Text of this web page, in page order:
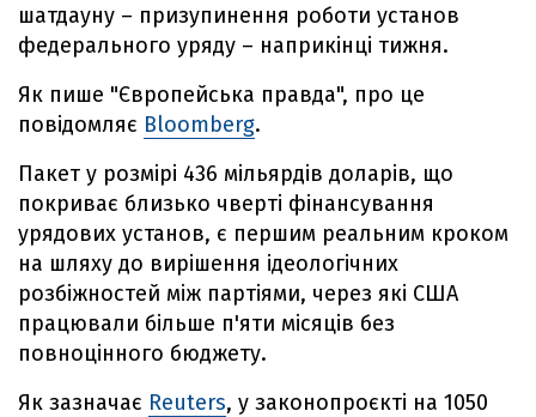
шатдауну – призупинення роботи установ
федерального уряду – наприкінці тижня.
Як пише "Європейська правда", про це
повідомляє Bloomberg.
Пакет у розмірі 436 мільярдів доларів, що
покриває близько чверті фінансування
урядових установ, є першим реальним кроком
на шляху до вирішення ідеологічних
розбіжностей між партіями, через які США
працювали більше п'яти місяців без
повноцінного бюджету.
Як зазначає Reuters, у законопроєкті на 1050